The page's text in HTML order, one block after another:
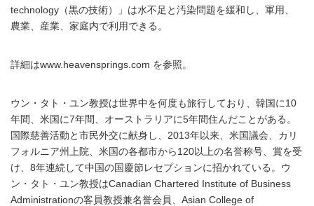
technology（黒の技術）」は水不足と汚染問題を緩和し、軍用、
農業、産業、家庭内で利用できる。
詳細はwww.heavensprings.com を参照。
ウン・タト・ユン教授は世界中を何度も旅行しており、韓国に10
年間、米国に7年間、オーストラリアに5年間住んだことがある。
国際慈善活動と市民外交に献身し、2013年以来、米国議会、カリ
フォルニア州上院、米国の各都市から120以上の名誉称号、賞を受
け、8年連続して中国の国慶節レセプションに招かれている。ウ
ン・タト・ユン教授はCanadian Chartered Institute of Business
Administrationの客員教授兼名誉会員、Asian College of